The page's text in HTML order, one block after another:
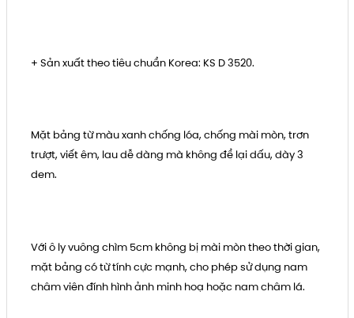
+ Sản xuất theo tiêu chuẩn Korea: KS D 3520.
Mặt bảng từ màu xanh chống lóa, chống mài mòn, trơn
trượt, viết êm, lau dễ dàng mà không để lại dấu, dày 3
dem.
Với ô ly vuông chìm 5cm không bị mài mòn theo thời gian,
mặt bảng có từ tính cực mạnh, cho phép sử dụng nam
châm viên đính hình ảnh minh hoạ hoặc nam châm lá.